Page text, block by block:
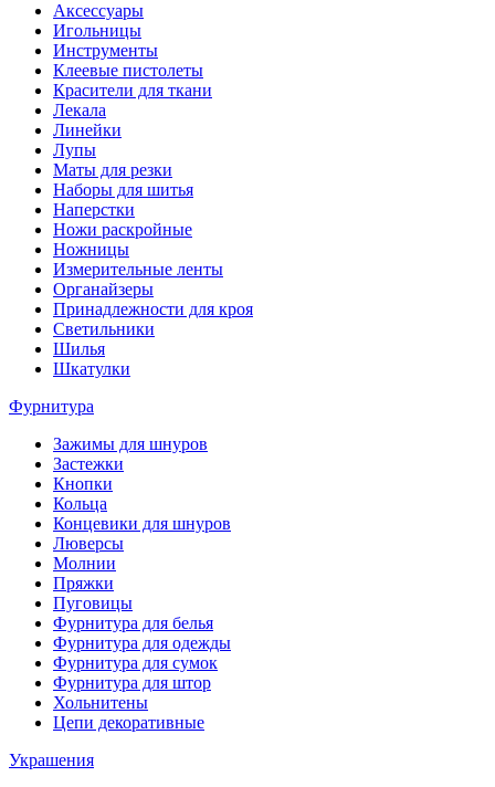
Аксессуары
Игольницы
Инструменты
Клеевые пистолеты
Красители для ткани
Лекала
Линейки
Лупы
Маты для резки
Наборы для шитья
Наперстки
Ножи раскройные
Ножницы
Измерительные ленты
Органайзеры
Принадлежности для кроя
Светильники
Шилья
Шкатулки
Фурнитура
Зажимы для шнуров
Застежки
Кнопки
Кольца
Концевики для шнуров
Люверсы
Молнии
Пряжки
Пуговицы
Фурнитура для белья
Фурнитура для одежды
Фурнитура для сумок
Фурнитура для штор
Хольнитены
Цепи декоративные
Украшения